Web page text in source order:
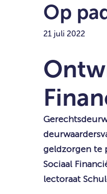
Op
21 juli 2022
geldzorgen te
Sociaal
lectoraat